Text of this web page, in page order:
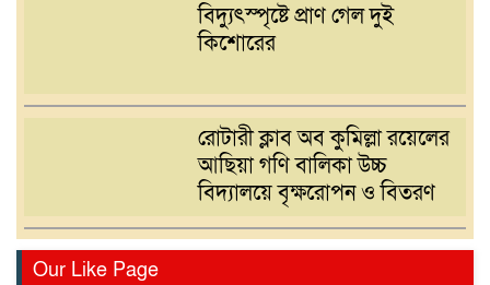
বিদ্যুৎস্পৃষ্টে প্রাণ গেল দুই
কিশোরের
রোটারী ক্লাব অব কুমিল্লা রয়েলের
আছিয়া গণি বালিকা উচ্চ
বিদ্যালয়ে বৃক্ষরোপন ও বিতরণ
Our Like Page